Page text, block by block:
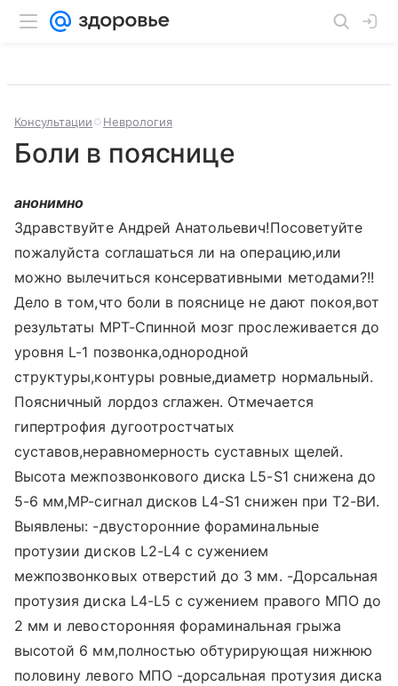
Консультации Неврология
Боли в пояснице
анонимно
Здравствуйте Андрей Анатольевич!Посоветуйте
пожалуйста соглашаться ли на операцию,или
можно вылечиться консервативными методами?!!
Дело в том,что боли в пояснице не дают покоя,вот
результаты МРТ-Спинной мозг прослеживается до
уровня L-1 позвонка,однородной
структуры,контуры ровные,диаметр нормальный.
Поясничный лордоз сглажен. Отмечается
гипертрофия дугоотростчатых
суставов,неравномерность суставных щелей.
Высота межпозвонкового диска L5-S1 снижена до
5-6 мм,МР-сигнал дисков L4-S1 снижен при Т2-ВИ.
Выявлены: -двусторонние фораминальные
протузии дисков L2-L4 с сужением
межпозвонковых отверстий до 3 мм. -Дорсальная
протузия диска L4-L5 с сужением правого МПО до
2 мм и левосторонняя фораминальная грыжа
высотой 6 мм,полностью обтурирующая нижнюю
половину левого МПО -дорсальная протузия диска